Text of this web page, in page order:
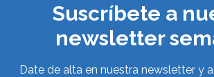
Suscríbete a
newsletter
Date de alta en nuestra newsletter y